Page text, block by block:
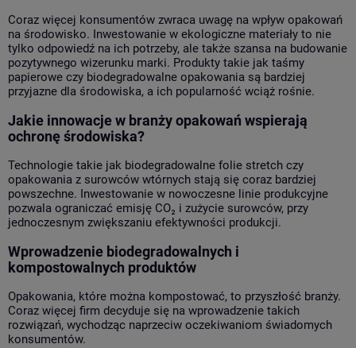
Coraz więcej konsumentów zwraca uwagę na wpływ opakowań
na środowisko. Inwestowanie w ekologiczne materiały to nie
tylko odpowiedź na ich potrzeby, ale także szansa na budowanie
pozytywnego wizerunku marki. Produkty takie jak taśmy
papierowe czy biodegradowalne opakowania są bardziej
przyjazne dla środowiska, a ich popularność wciąż rośnie.
Jakie innowacje w branży opakowań wspierają
ochronę środowiska?
Technologie takie jak biodegradowalne folie stretch czy
opakowania z surowców wtórnych stają się coraz bardziej
powszechne. Inwestowanie w nowoczesne linie produkcyjne
pozwala ograniczać emisję CO₂ i zużycie surowców, przy
jednoczesnym zwiększaniu efektywności produkcji.
Wprowadzenie biodegradowalnych i
kompostowalnych produktów
Opakowania, które można kompostować, to przyszłość branży.
Coraz więcej firm decyduje się na wprowadzenie takich
rozwiązań, wychodząc naprzeciw oczekiwaniom świadomych
konsumentów.